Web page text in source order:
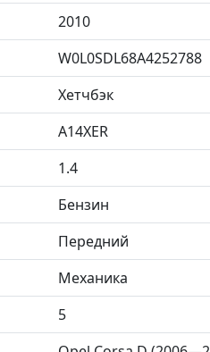
2010
W0L0SDL68A4252788
Хетчбэк
A14XER
1.4
Бензин
Передний
Механика
5